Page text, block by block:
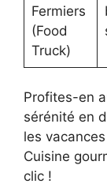
Fermiers
(Food
Truck)
Profites-en
sérénité en
les vacances
Cuisine
clic !